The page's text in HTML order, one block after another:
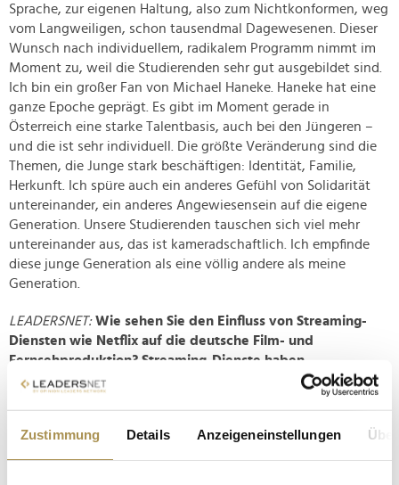
Zustimmung Details Anzeigeneinstellungen
Sprache, zur eigenen Haltung, also zum Nichtkonformen, weg
vom Langweiligen, schon tausendmal Dagewesenen. Dieser
Wunsch nach individuellem, radikalem Programm nimmt im
Moment zu, weil die Studierenden sehr gut ausgebildet sind.
Ich bin ein großer Fan von Michael Haneke. Haneke hat eine
ganze Epoche geprägt. Es gibt im Moment gerade in
Österreich eine starke Talentbasis, auch bei den Jüngeren –
und die ist sehr individuell. Die größte Veränderung sind die
Themen, die Junge stark beschäftigen: Identität, Familie,
Herkunft. Ich spüre auch ein anderes Gefühl von Solidarität
untereinander, ein anderes Angewiesensein auf die eigene
Generation. Unsere Studierenden tauschen sich viel mehr
untereinander aus, das ist kameradschaftlich. Ich empfinde
diese junge Generation als eine völlig andere als meine
Generation.
LEADERSNET: Wie sehen Sie den Einfluss von Streaming-
Diensten wie Netflix auf die deutsche Film- und
Fernsehproduktion? Streaming-Dienste haben
die Medienlandschaft stark verändert. Wie sehen Sie die
Rolle des traditionellen Fernsehens in dieser neuen Ära?
Nico Hofmann: Ich bin da objektiv, das deutsche öffentlich-
rechtliche Fernsehen, auch in der Kofinanzierung mit dem